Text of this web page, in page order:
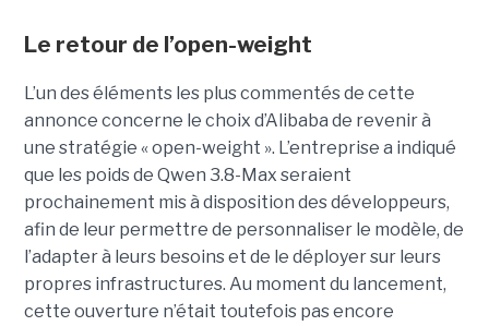
Le retour de l’open-weight
L’un des éléments les plus commentés de cette
annonce concerne le choix d’Alibaba de revenir à
une stratégie « open-weight ». L’entreprise a indiqué
que les poids de Qwen 3.8-Max seraient
prochainement mis à disposition des développeurs,
afin de leur permettre de personnaliser le modèle, de
l’adapter à leurs besoins et de le déployer sur leurs
propres infrastructures. Au moment du lancement,
cette ouverture n’était toutefois pas encore